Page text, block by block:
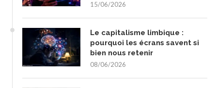
15/06/2026
Le capitalisme limbique :
pourquoi les écrans savent si
bien nous retenir
08/06/2026